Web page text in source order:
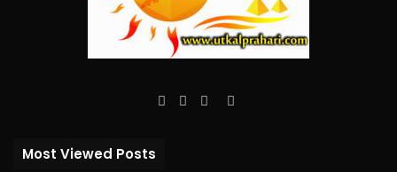
Facebook
TwitterYouTube
Instagram
Most Viewed Posts